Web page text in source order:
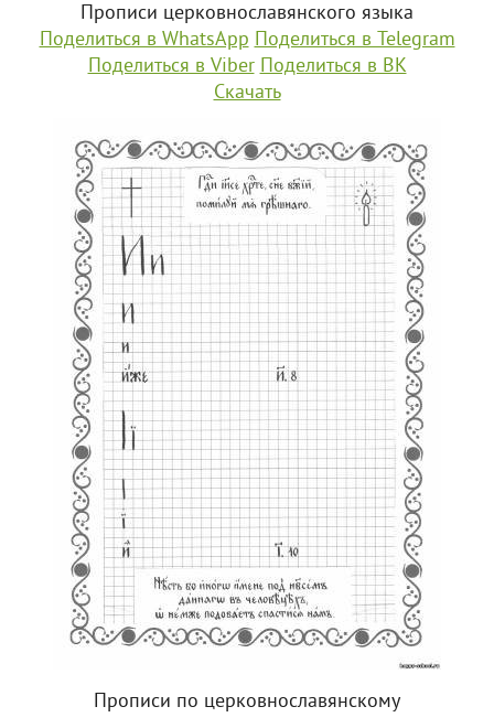
Прописи церковнославянского языка
Поделиться в WhatsApp Поделиться в Telegram
Поделиться в Viber Поделиться в ВК
Скачать
Прописи по церковнославянскому